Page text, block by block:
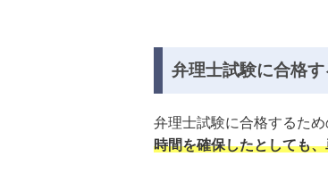
弁理士試験に合格
弁理士試験に合格するた
時間を確保したとしても